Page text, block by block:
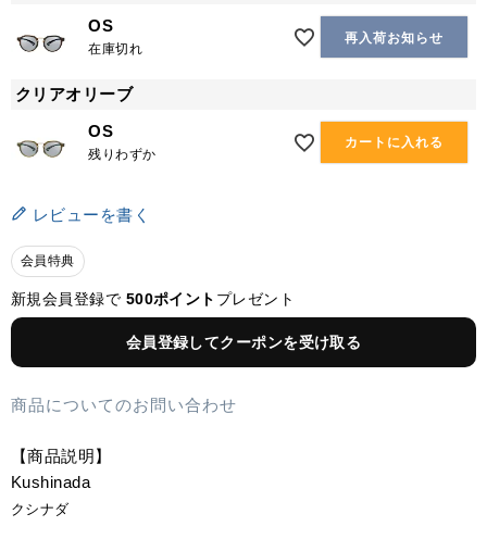
OS
在庫切れ
再入荷お知らせ
クリアオリーブ
OS
残りわずか
カートに入れる
レビューを書く
会員特典
新規会員登録で 500ポイント プレゼント
会員登録してクーポンを受け取る
商品についてのお問い合わせ
【商品説明】
Kushinada
クシナダ